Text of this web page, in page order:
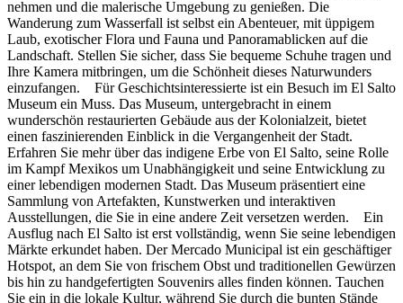
nehmen und die malerische Umgebung zu genießen. Die
Wanderung zum Wasserfall ist selbst ein Abenteuer, mit üppigem
Laub, exotischer Flora und Fauna und Panoramablicken auf die
Landschaft. Stellen Sie sicher, dass Sie bequeme Schuhe tragen und
Ihre Kamera mitbringen, um die Schönheit dieses Naturwunders
einzufangen. Für Geschichtsinteressierte ist ein Besuch im El Salto
Museum ein Muss. Das Museum, untergebracht in einem
wunderschön restaurierten Gebäude aus der Kolonialzeit, bietet
einen faszinierenden Einblick in die Vergangenheit der Stadt.
Erfahren Sie mehr über das indigene Erbe von El Salto, seine Rolle
im Kampf Mexikos um Unabhängigkeit und seine Entwicklung zu
einer lebendigen modernen Stadt. Das Museum präsentiert eine
Sammlung von Artefakten, Kunstwerken und interaktiven
Ausstellungen, die Sie in eine andere Zeit versetzen werden. Ein
Ausflug nach El Salto ist erst vollständig, wenn Sie seine lebendigen
Märkte erkundet haben. Der Mercado Municipal ist ein geschäftiger
Hotspot, an dem Sie von frischem Obst und traditionellen Gewürzen
bis hin zu handgefertigten Souvenirs alles finden können. Tauchen
Sie ein in die lokale Kultur, während Sie durch die bunten Stände